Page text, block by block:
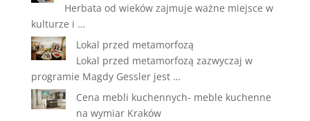
Herbata od wieków zajmuje ważne miejsce w
kulturze i …
Lokal przed metamorfozą
Lokal przed metamorfozą zazwyczaj w
programie Magdy Gessler jest …
Cena mebli kuchennych- meble kuchenne
na wymiar Kraków